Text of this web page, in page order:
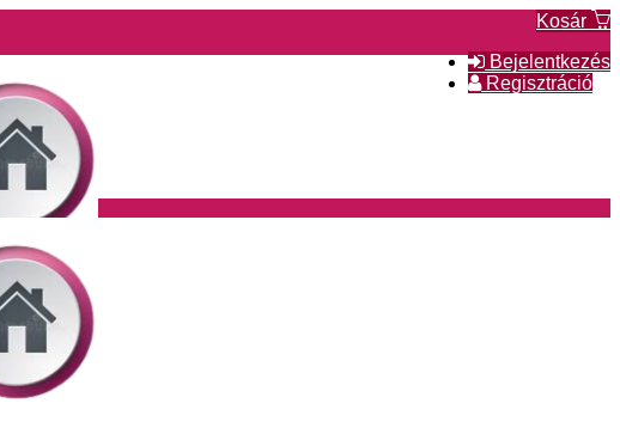
Kosár
Bejelentkezés
Regisztráció